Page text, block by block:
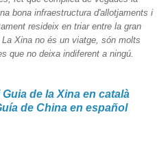
bona infraestructura d'allotjaments i
resideix en triar entre la gran
Xina no és un viatge, són molts
que no deixa indiferent a ningú.
de la Xina en català
de China en español